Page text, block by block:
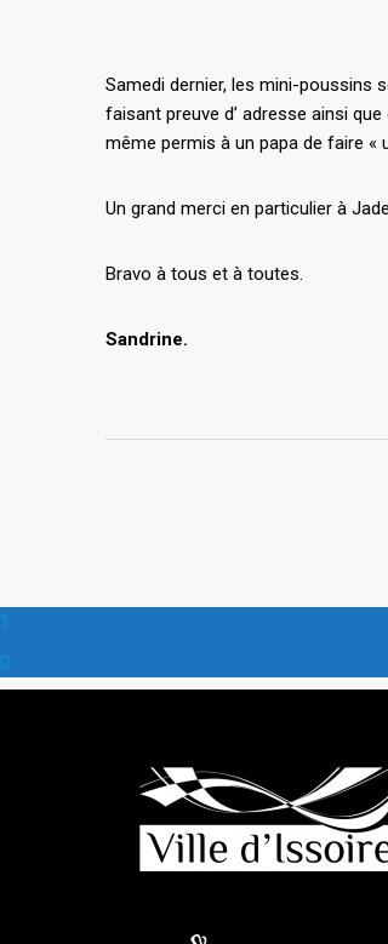
Samedi dernier, les mini-poussins
faisant preuve d’ adresse ainsi
même permis à un papa de faire «
Un grand merci en particulier à
Bravo à tous et à toutes.
Sandrine.